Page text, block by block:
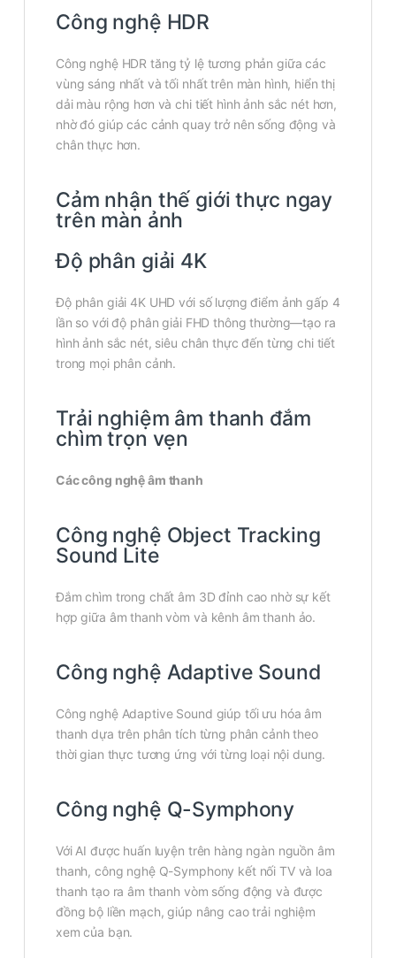
Công nghệ HDR
Công nghệ HDR tăng tỷ lệ tương phản giữa các
vùng sáng nhất và tối nhất trên màn hình, hiển thị
dải màu rộng hơn và chi tiết hình ảnh sắc nét hơn,
nhờ đó giúp các cảnh quay trở nên sống động và
chân thực hơn.
Cảm nhận thế giới thực ngay
trên màn ảnh
Độ phân giải 4K
Độ phân giải 4K UHD với số lượng điểm ảnh gấp 4
lần so với độ phân giải FHD thông thường—tạo ra
hình ảnh sắc nét, siêu chân thực đến từng chi tiết
trong mọi phân cảnh.
Trải nghiệm âm thanh đắm
chìm trọn vẹn
Các công nghệ âm thanh
Công nghệ Object Tracking
Sound Lite
Đắm chìm trong chất âm 3D đỉnh cao nhờ sự kết
hợp giữa âm thanh vòm và kênh âm thanh ảo.
Công nghệ Adaptive Sound
Công nghệ Adaptive Sound giúp tối ưu hóa âm
thanh dựa trên phân tích từng phân cảnh theo
thời gian thực tương ứng với từng loại nội dung.
Công nghệ Q-Symphony
Với AI được huấn luyện trên hàng ngàn nguồn âm
thanh, công nghệ Q-Symphony kết nối TV và loa
thanh tạo ra âm thanh vòm sống động và được
đồng bộ liền mạch, giúp nâng cao trải nghiệm
xem của bạn.